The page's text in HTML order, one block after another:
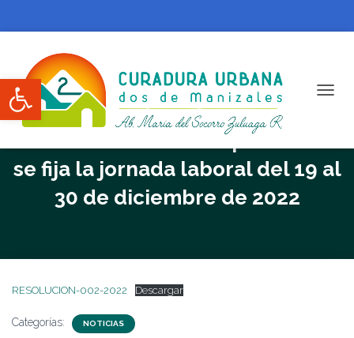
Abrir barra de herramientas
Resolución 002-2022 por la cual
se fija la jornada laboral del 19 al
30 de diciembre de 2022
RESOLUCION-002-2022 Descargar
Categorías: NOTICIAS